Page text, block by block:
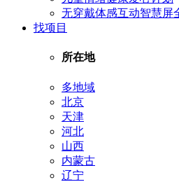
无穿戴体感互动智慧屏
找项目
所在地
多地域
北京
天津
河北
山西
内蒙古
辽宁